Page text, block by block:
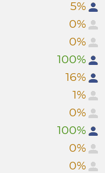
5%
0%
0%
100%
16%
1%
0%
100%
0%
0%